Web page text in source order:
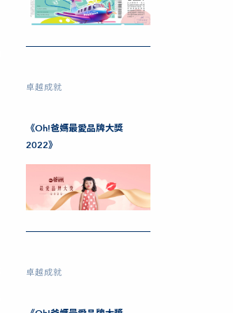
卓越成就
《Oh!爸媽最愛品牌大獎
2022》
卓越成就